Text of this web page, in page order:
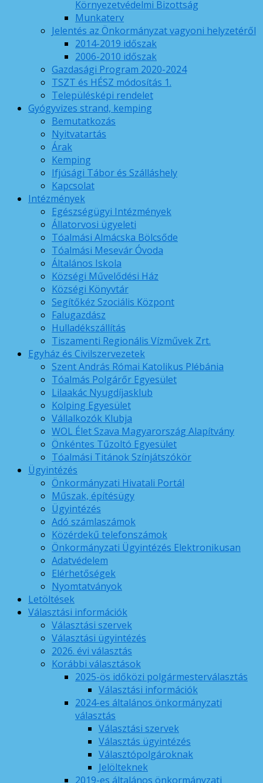
Környezetvédelmi Bizottság
Munkaterv
Jelentés az Önkormányzat vagyoni helyzetéről
2014-2019 időszak
2006-2010 időszak
Gazdasági Program 2020-2024
TSZT és HÉSZ módosítás 1.
Településképi rendelet
Gyógyvizes strand, kemping
Bemutatkozás
Nyitvatartás
Árak
Kemping
Ifjúsági Tábor és Szálláshely
Kapcsolat
Intézmények
Egészségügyi Intézmények
Állatorvosi ügyeleti
Tóalmási Almácska Bölcsőde
Tóalmási Mesevár Óvoda
Általános Iskola
Községi Művelődési Ház
Községi Könyvtár
Segítőkéz Szociális Központ
Falugazdász
Hulladékszállítás
Tiszamenti Regionális Vízművek Zrt.
Egyház és Civilszervezetek
Szent András Római Katolikus Plébánia
Tóalmás Polgárőr Egyesület
Lilaakác Nyugdíjasklub
Kolping Egyesület
Vállalkozók Klubja
WOL Élet Szava Magyarország Alapítvány
Önkéntes Tűzoltó Egyesület
Tóalmási Titánok Színjátszókör
Ügyintézés
Önkormányzati Hivatali Portál
Műszak, építésügy
Ügyintézés
Adó számlaszámok
Közérdekű telefonszámok
Önkormányzati Ügyintézés Elektronikusan
Adatvédelem
Elérhetőségek
Nyomtatványok
Letöltések
Választási információk
Választási szervek
Választási ügyintézés
2026. évi választás
Korábbi választások
2025-ös időközi polgármesterválasztás
Választási információk
2024-es általános önkormányzati
választás
Választási szervek
Választás ügyintézés
Választópolgároknak
Jelölteknek
2019-es általános önkormányzati